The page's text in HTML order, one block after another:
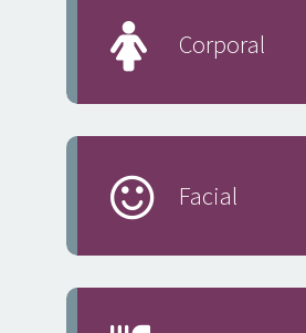
Corporal
Facial